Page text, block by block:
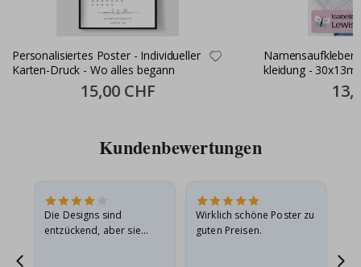
Personalisiertes Poster - Individueller
Karten-Druck - Wo alles begann
Special
Price
15,00 CHF
Namensaufkleber
kleidung -
Price
Kundenbewertungen
Die Designs sind
entzückend, aber sie
Wirklich schöne Poster zu
guten Preisen.